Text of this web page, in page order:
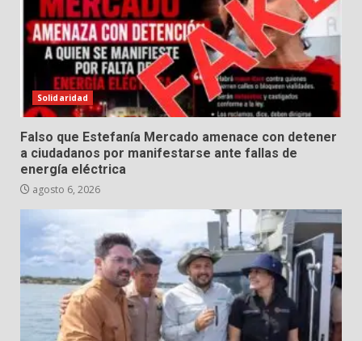
Solidaridad
Falso que Estefanía Mercado amenace con detener
a ciudadanos por manifestarse ante fallas de
energía eléctrica
agosto 6, 2026